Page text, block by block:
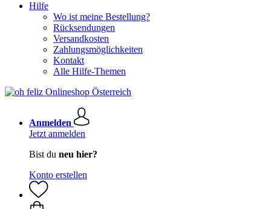
Hilfe
Wo ist meine Bestellung?
Rücksendungen
Versandkosten
Zahlungsmöglichkeiten
Kontakt
Alle Hilfe-Themen
Anmelden
Jetzt anmelden
Bist du neu hier?
Konto erstellen